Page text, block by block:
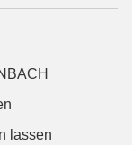
lassen